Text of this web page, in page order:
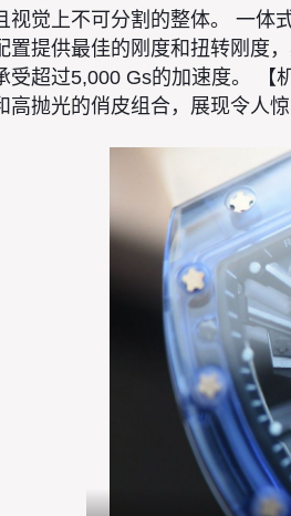
视觉上不可分割的整体。 一
置提供最佳的刚度和扭转刚度
受超过5,000 Gs的加速度。
高抛光的俏皮组合，展现令人